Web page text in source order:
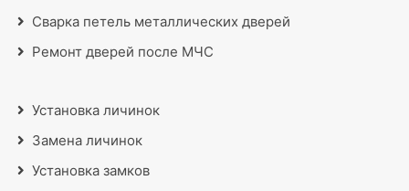
Сварка петель металлических дверей
Ремонт дверей после МЧС
Установка личинок
Замена личинок
Установка замков